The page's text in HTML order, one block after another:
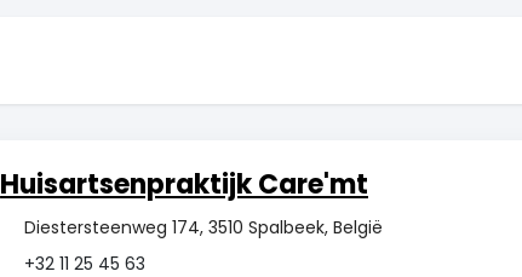
Huisartsenpraktijk Care'mt
Diestersteenweg 174, 3510 Spalbeek, België
+32 11 25 45 63